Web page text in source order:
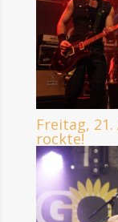
Freitag,
rockte!